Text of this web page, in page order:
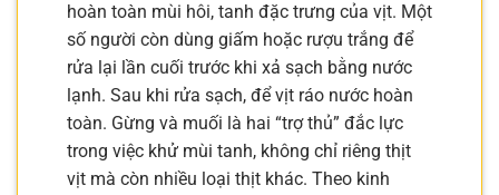
hoàn toàn mùi hôi, tanh đặc trưng của vịt. Một
số người còn dùng giấm hoặc rượu trắng để
rửa lại lần cuối trước khi xả sạch bằng nước
lạnh. Sau khi rửa sạch, để vịt ráo nước hoàn
toàn. Gừng và muối là hai “trợ thủ” đắc lực
trong việc khử mùi tanh, không chỉ riêng thịt
vịt mà còn nhiều loại thịt khác. Theo kinh